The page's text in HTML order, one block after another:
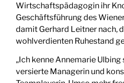
Wirtschaftspädagogin ihr
Geschäftsführung des
damit Gerhard Leitner nach,
wohlverdienten Ruhestand
„Ich kenne Annemarie Ulbing
versierte Managerin und